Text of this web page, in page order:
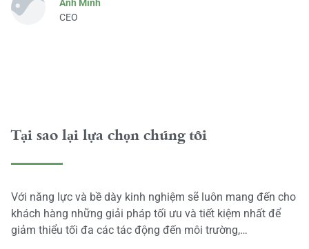
Anh Minh
CEO
Tại sao lại lựa chọn chúng tôi
Với năng lực và bề dày kinh nghiệm sẽ luôn mang đến cho
khách hàng những giải pháp tối ưu và tiết kiệm nhất để
giảm thiểu tối đa các tác động đến môi trường,…